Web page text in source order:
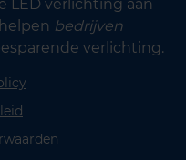
LED verlichting aan
bedrijven
verlichting.